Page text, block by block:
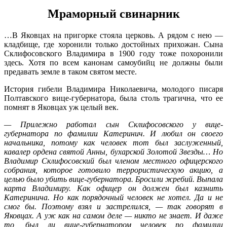
Мраморный свинарник
…В Яковцах на пригорке стояла церковь. А рядом с нею —
кладбище, где хоронили только достойных прихожан. Сына
Склифосовского Владимира в 1900 году тоже похоронили
здесь. Хотя по всем канонам самоубийц не должны были
предавать земле в таком святом месте.
История гибели Владимира Николаевича, молодого писаря
Полтавского вице-губернатора, была столь трагична, что ее
помнят в Яковцах уж целый век.
— Прилежно работал сын Склифосовского у вице-
губернатора по фамилии Катеринич. И любил он своего
начальника, потому как человек тот был заслуженный,
кавалер ордена святой Анны, бухарской Золотой Звезды… Но
Владимир Склифосовский был членом местного офицерского
собрания, которое готовило террористическую акцию, а
целью было убить вице-губернатора. Бросили жребий. Выпала
карта Владимиру. Как офицер он должен был казнить
Катеринича. Но как порядочный человек не хотел. Да и не
смог бы. Поэтому взял и застрелился, — так говорят в
Яковцах.А уж как на самом деле — никто не знает. И даже
то, был ли вице-губернатором человек по фамилии